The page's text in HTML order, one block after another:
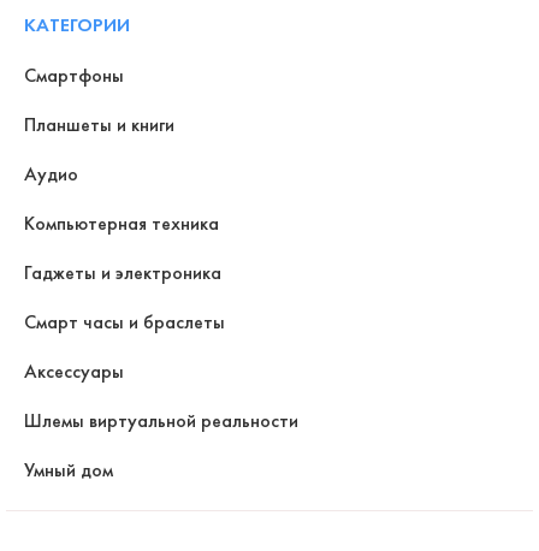
КАТЕГОРИИ
Смартфоны
Планшеты и книги
Аудио
Компьютерная техника
Гаджеты и электроника
Смарт часы и браслеты
Аксессуары
Шлемы виртуальной реальности
Умный дом